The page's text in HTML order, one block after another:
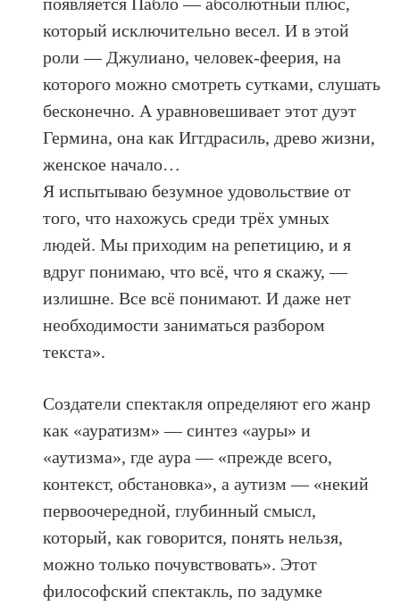
который исключительно весел. И в этой
роли — Джулиано, человек-феерия, на
которого можно смотреть сутками, слушать
бесконечно. А уравновешивает этот дуэт
Гермина, она как Иггдрасиль, древо жизни,
женское начало…
Я испытываю безумное удовольствие от
того, что нахожусь среди трёх умных
людей. Мы приходим на репетицию, и я
вдруг понимаю, что всё, что я скажу, —
излишне. Все всё понимают. И даже нет
необходимости заниматься разбором
текста».
Создатели спектакля определяют его жанр
как «ауратизм» — синтез «ауры» и
«аутизма», где аура — «прежде всего,
контекст, обстановка», а аутизм — «некий
первоочередной, глубинный смысл,
который, как говорится, понять нельзя,
можно только почувствовать». Этот
философский спектакль, по задумке